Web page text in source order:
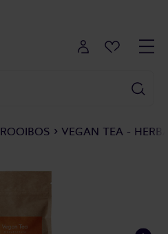
ROOIBOS VEGAN TEA -